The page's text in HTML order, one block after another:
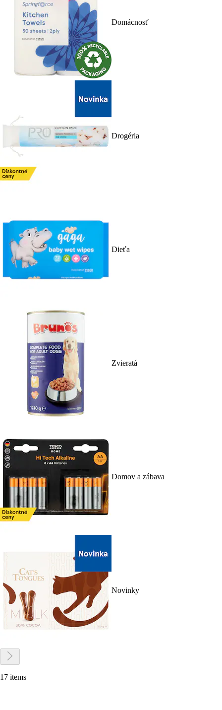
Domácnosť
Drogéria
Dieťa
Zvieratá
Domov a zábava
Novinky
17 items